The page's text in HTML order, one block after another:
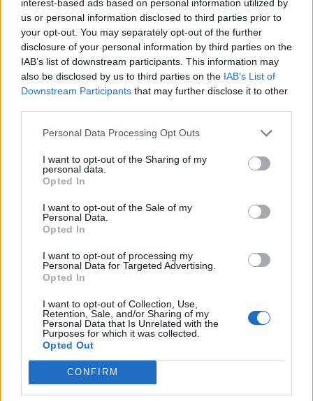
interest-based ads based on personal information utilized by
us or personal information disclosed to third parties prior to
your opt-out. You may separately opt-out of the further
disclosure of your personal information by third parties on the
IAB’s list of downstream participants. This information may
also be disclosed by us to third parties on the IAB’s List of
Downstream Participants that may further disclose it to other
Personal Data Processing Opt Outs
I want to opt-out of the Sharing of my
personal data.
Opted In
I want to opt-out of the Sale of my
Personal Data.
Opted In
I want to opt-out of processing my
Personal Data for Targeted Advertising.
Opted In
I want to opt-out of Collection, Use,
Retention, Sale, and/or Sharing of my
Personal Data that Is Unrelated with the
Purposes for which it was collected.
Opted Out
CONFIRM
Ainda não foi anunciada a potência do motor 1.5 a
anunciada. A marca revelou algumas imagens deste
XPenga ser testado em zonas adversas de todo o
mundo, até porque a marca diz que este modelo foi
testado em 19 países e 330 cidades de todo o mundo.
Ricardo Carvalho